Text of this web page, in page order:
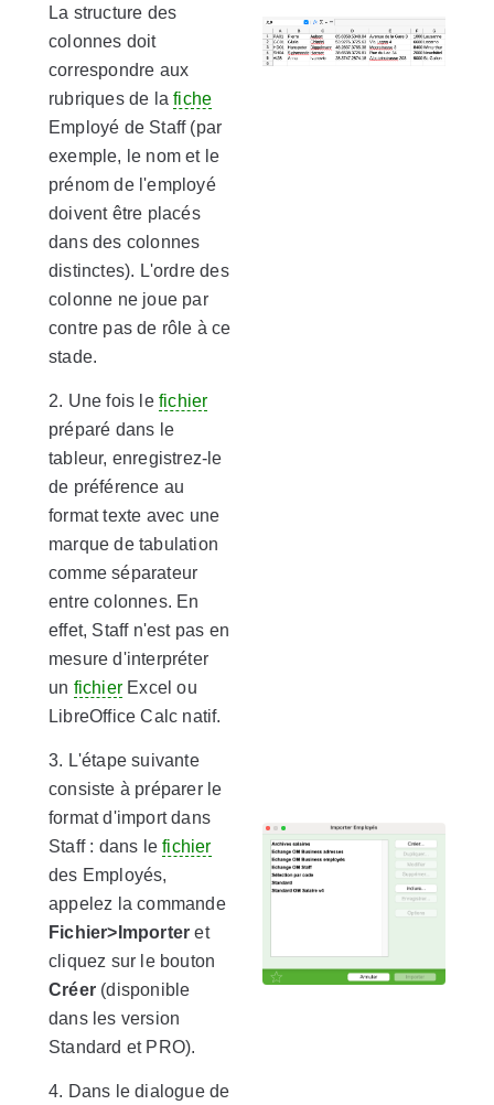
La structure des
colonnes doit
correspondre aux
rubriques de lafiche
Employé de Staff (par
exemple, le nom et le
prénom de l'employé
doivent être placés
dans des colonnes
distinctes). L'ordre des
colonne ne joue par
contre pas de rôle à ce
stade.
2. Une fois le fichier
préparé dans le
tableur, enregistrez-le
de préférence au
format texte avec une
marque de tabulation
comme séparateur
entre colonnes. En
effet, Staff n'est pas en
mesure d'interpréter
un fichier Excel ou
LibreOffice Calc natif.
3. L'étape suivante
consiste à préparer le
format d'import dans
Staff : dans lefichier
des Employés,
appelez la commande
Fichier>Importer et
cliquez sur le bouton
Créer (disponible
dans les version
Standard et PRO).
4. Dans le dialogue de